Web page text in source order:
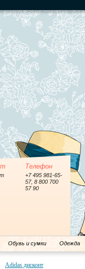
Телефон
+7 495 981-65-
57, 8 800 700
57 90
Обувь и сумки Одежда
Adidas дисконт